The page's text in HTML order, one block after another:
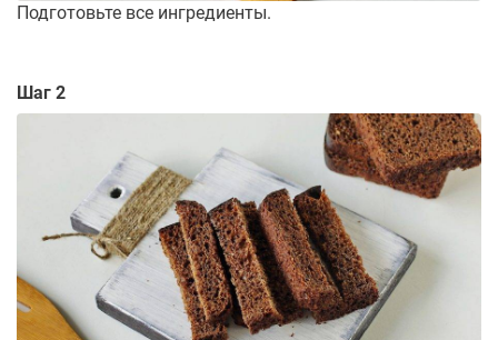
Подготовьте все ингредиенты.
Шаг 2